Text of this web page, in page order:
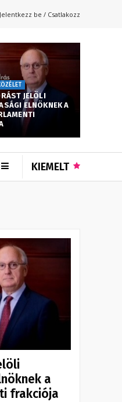
Jelentkezz be / Csatlakozz
JELÖLI
ELNÖKNEK A
KIEMELT
a
frakciója